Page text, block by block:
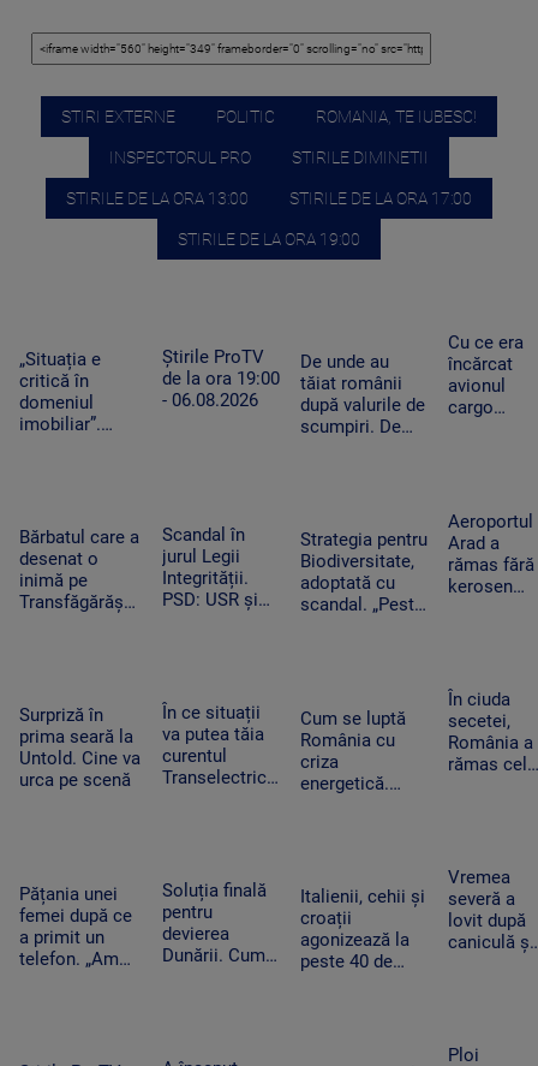
STIRI EXTERNE POLITIC ROMANIA, TE IUBESC!
INSPECTORUL PRO STIRILE DIMINETII
STIRILE DE LA ORA 13:00 STIRILE DE LA ORA 17:00
STIRILE DE LA ORA 19:00
„Situația e
critică în
domeniul
imobiliar”.
cauza
blocajului de la
ANCPI
Știrile ProTV
de la ora 19:00
- 06.08.2026
De unde au
tăiat românii
după valurile de
scumpiri. De
cumpărături
Cu ce era
încărcat
avionul
cargo
dronă cu
bombă pe
aeroportul
din Leipzig
Bărbatul care a
desenat o
inimă pe
Transfăgărășan
singurul”
Scandal în
jurul Legii
Integrității.
PSD: USR și
Strategia pentru
Biodiversitate,
adoptată cu
scandal. „Peste
Aeroportul
Arad a
rămas fără
kerosen
nu a ajuns
la timp
Surpriză în
prima seară la
Untold. Cine va
urca pe scenă
În ce situații
va putea tăia
curentul
Transelectrica.
industriali”
Cum se luptă
România cu
criza
energetică.
trebuie să ne
întoarcem în
beznă”
În ciuda
secetei,
România a
rămas cel
Recoltele
au atins
niveluri
record
Pățania unei
femei după ce
a primit un
telefon. „Am
Soluția finală
pentru
devierea
Dunării. Cum
Italienii, cehii și
croații
agonizează la
peste 40 de
Vremea
severă a
lovit după
caniculă și
în timp ce
Ploi